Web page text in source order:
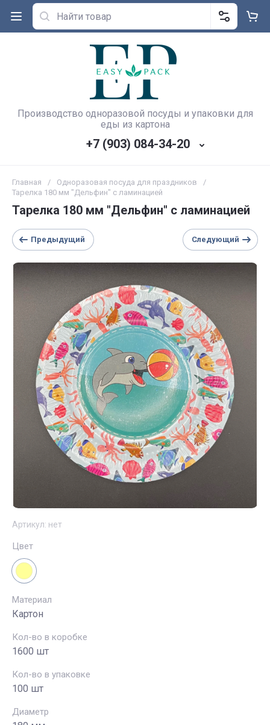
Производство одноразовой посуды и упаковки для
еды из картона
+7 (903) 084-34-20
Главная / Одноразовая посуда для праздников
/
Тарелка 180 мм "Дельфин" с ламинацией
Тарелка 180 мм "Дельфин" с ламинацией
Предыдущий Следующий
Артикул: нет
Цвет
Материал
Картон
Кол-во в коробке
1600 шт
Кол-во в упаковке
100 шт
Диаметр